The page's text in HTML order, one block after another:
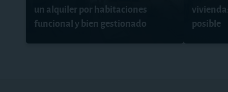
un alquiler por habitaciones
funcional y bien gestionado
posible